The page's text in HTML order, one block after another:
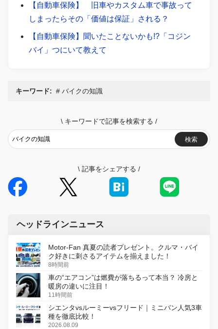
【自動車保険】 旧車やカスタム車で事故って
しまったらその「価値は保証」される？
【自動車保険】聞いたことないかも!?「コジン
バイ」つにいて教えて
キーワード: バイクの知識
\ キーワードで記事を検索する /
検索
\ 記事をシェアする /
ヘッドラインニュース
Motor-Fan 真夏の読者プレゼント。クルマ・バイ
ク好きに刺さるアイテムを揃えました！
8時間前
車の“エアコン”は燃費が落ちるって本当？ 冷房と
暖房の違いに注目！
11時間前
シエンタvsルーミーvsフリード｜ミニバン人気3車
種を徹底比較！
2026.08.09